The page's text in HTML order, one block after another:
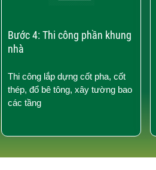
Bước 4: Thi công phần khung
nhà
Thi công lắp dựng cốt pha, cốt
thép, đổ bê tông, xây tường bao
các tầng